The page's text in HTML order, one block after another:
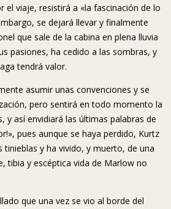
el viaje, resistirá a «la fascinación de lo
se dejará llevar y finalmente
que sale de la cabina en plena lluvia
pasiones, ha cedido a las sombras, y
tendrá valor.
asumir unas convenciones y se
pero sentirá en todo momento la
y así envidiará las últimas palabras de
pues aunque se haya perdido, Kurtz
tinieblas y ha vivido, y muerto, de una
tibia y escéptica vida de Marlow no
que una vez se vio al borde del